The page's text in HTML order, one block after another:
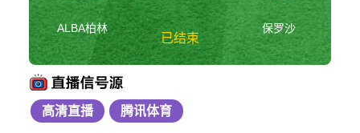
ALBA柏林
已结束
保罗沙
高清直播 腾讯体育